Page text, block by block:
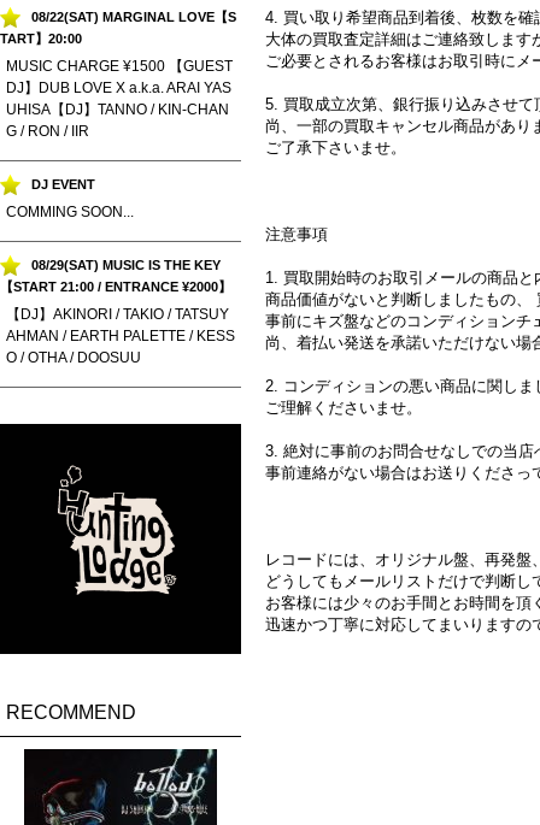
08/22(SAT) MARGINAL LOVE【S
TART】20:00
MUSIC CHARGE ¥1500 【GUEST
DJ】DUB LOVE X a.k.a. ARAI YAS
UHISA【DJ】TANNO / KIN-CHAN
G / RON / IIR
DJ EVENT
COMMING SOON...
08/29(SAT) MUSIC IS THE KEY
【START 21:00 / ENTRANCE ¥2000】
【DJ】AKINORI / TAKIO / TATSUY
AHMAN / EARTH PALETTE / KESS
O / OTHA / DOOSUU
RECOMMEND
4. 買い取り希望商品到着後、枚数を
大体の買取査定詳細はご連絡致しま
ご必要とされるお客様はお取引時にメ
5. 買取成立次第、銀行振り込みさせ
尚、一部の買取キャンセル商品があ
ご了承下さいませ。
注意事項
1. 買取開始時のお取引メールの商品
商品価値がないと判断しましたもの
事前にキズ盤などのコンディションチ
尚、着払い発送を承諾いただけない
2. コンディションの悪い商品に関し
ご理解くださいませ。
3. 絶対に事前のお問合せなしでの当
事前連絡がない場合はお送りくださっ
レコードには、オリジナル盤、再発
どうしてもメールリストだけで判断
お客様には少々のお手間とお時間を頂
迅速かつ丁寧に対応してまいります